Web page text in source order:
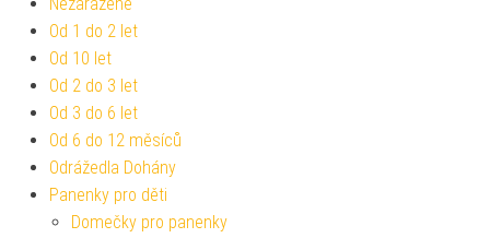
Od 1 do 2 let
Od 10 let
Od 2 do 3 let
Od 3 do 6 let
Od 6 do 12 měsíců
Odrážedla Dohány
Panenky pro děti
Domečky pro panenky